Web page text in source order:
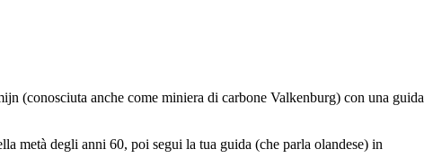
(conosciuta anche come miniera di carbone Valkenburg) con una guida
metà degli anni 60, poi segui la tua guida (che parla olandese) in